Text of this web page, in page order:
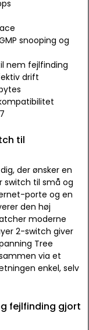
snooping og
nem fejlfinding
drift
til
der ønsker en
switch til små og
porte og en
den høj
moderne
2-switch giver
Tree
via et
enkel, selv
fejlfinding gjort